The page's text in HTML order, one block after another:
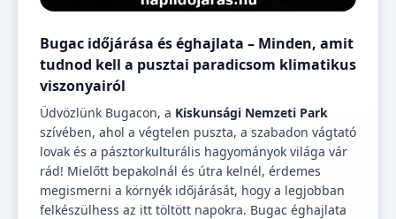
Bugac időjárása és éghajlata – Minden, amit
tudnod kell a pusztai paradicsom klimatikus
viszonyairól
Üdvözlünk Bugacon, a Kiskunsági Nemzeti Park
szívében, ahol a végtelen puszta, a szabadon vágtató
lovak és a pásztorkulturális hagyományok világa vár
rád! Mielőtt bepakolnál és útra kelnél, érdemes
megismerni a környék időjárását, hogy a legjobban
felkészülhess az itt töltött napokra. Bugac éghajlata